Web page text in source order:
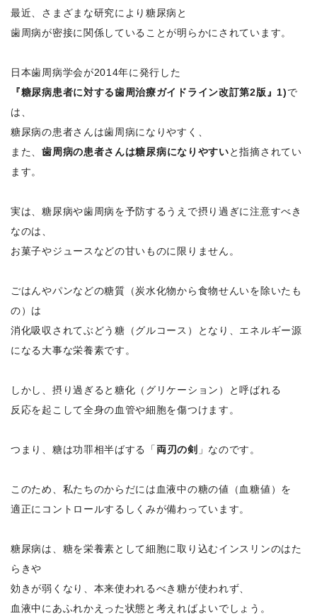
最近、さまざまな研究により糖尿病と
歯周病が密接に関係していることが明らかにされています。
日本歯周病学会が2014年に発行した
『糖尿病患者に対する歯周治療ガイドライン改訂第2版』1)で
は、
糖尿病の患者さんは歯周病になりやすく、
また、歯周病の患者さんは糖尿病になりやすいと指摘されてい
ます。
実は、糖尿病や歯周病を予防するうえで摂り過ぎに注意すべき
なのは、
お菓子やジュースなどの甘いものに限りません。
ごはんやパンなどの糖質（炭水化物から食物せんいを除いたも
の）は
消化吸収されてぶどう糖（グルコース）となり、エネルギー源
になる大事な栄養素です。
しかし、摂り過ぎると糖化（グリケーション）と呼ばれる
反応を起こして全身の血管や細胞を傷つけます。
つまり、糖は功罪相半ばする「 両刃の剣 」なのです。
このため、私たちのからだには血液中の糖の値（血糖値）を
適正にコントロールするしくみが備わっています。
糖尿病は、糖を栄養素として細胞に取り込むインスリンのはた
らきや
効きが弱くなり、本来使われるべき糖が使われず、
血液中にあふれかえった状態と考えればよいでしょう。